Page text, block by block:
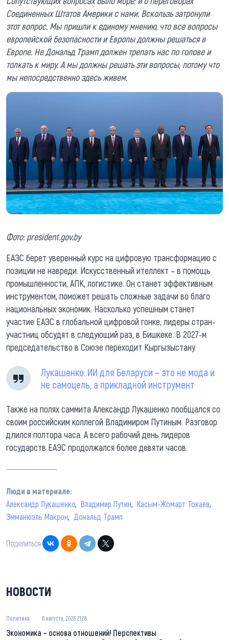
Соединенных Штатов Америки с нами. Вскользь затронули
этот вопрос. Мы пришли к единому мнению, что все вопросы
европейской безопасности и Европы должны решаться в
Европе. Не Дональд Трамп должен трепать нас по голове и
толкать к миру. А мы должны решать эти вопросы, потому что
мы непосредственно здесь живем.
Фото: president.gov.by
ЕАЭС берет уверенный курс на цифровую трансформацию с
позиции не навреди. Искусственный ителлект – в помощь
промышленности, АПК, логистике. Он станет эффективным
инструментом, поможет решать сложные задачи во благо
национальных экономик. Насколько успешным станет
участие ЕАЭС в глобальной цифровой гонке, лидеры стран-
участниц обсудят в следующий раз, в Бишкеке. В 2027-м
председательство в Союзе переходит Кыргызыстану.
Лукашенко: ИИ для Беларуси – это не мода и
не самоцель, а прикладной инструмент
Также на полях саммита Александр Лукашенко пообщался со
своим российским коллегой Владимиром Путиным. Разговор
длился полтора часа. А всего рабочий день лидеров
государств ЕАЭС продолжался более девяти часов.
Люди в материале:
Александр Лукашенко Владимир Путин
Касым-Жомарт Токаев
Эмманюэль Макрон
Дональд Трамп
Поделиться:
НОВОСТИ
Политика 6 августа, 2026 21:28
Экономика – основа отношений! Перспективы